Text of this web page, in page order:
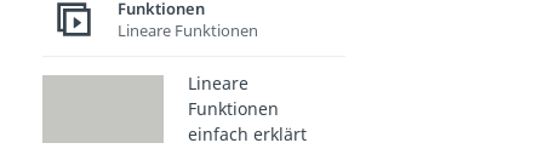
Funktionen
Lineare Funktionen
Lineare
Funktionen
einfach erklärt